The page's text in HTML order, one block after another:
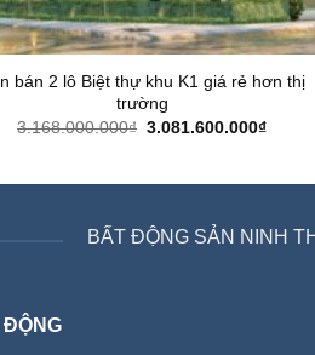
bán 2 lô Biệt thự khu K1 giá rẻ hơn thị
trường
3.168.000.000₫ Giá
3.081.600.000₫Giá
ĐỘNG
BẤT ĐỘNG SẢN NINH